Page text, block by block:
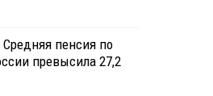
пенсия по
превысила 27,2